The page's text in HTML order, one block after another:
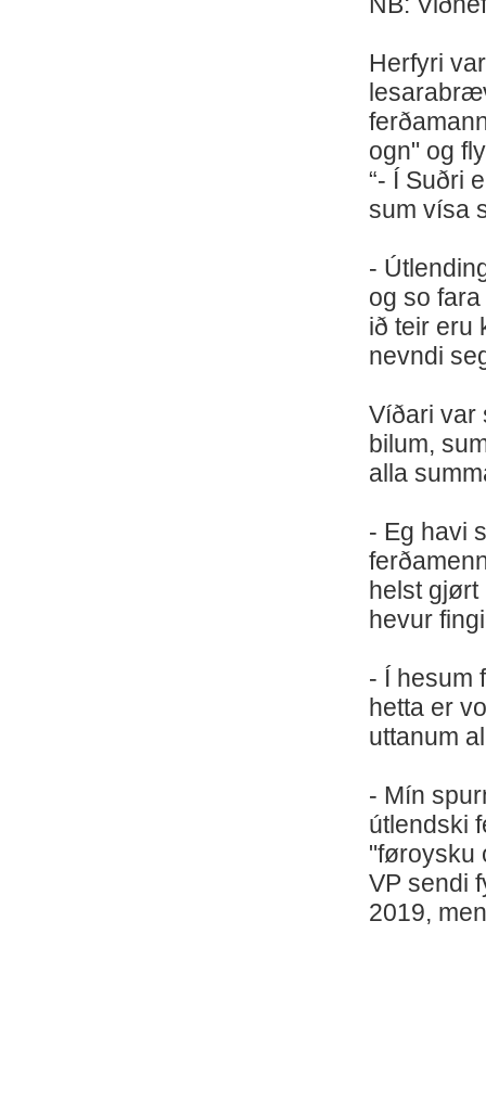
Herfyri
ogn" og
“- Í Suðri
sum vísa
-
og so
ið teir eru
nevndi
Víðari var
bilum,
alla
- Eg havi
helst
hevur
- Í hesum
hetta er
uttanum
- Mín
útlendski
"føroysku
VP sendi
2019,